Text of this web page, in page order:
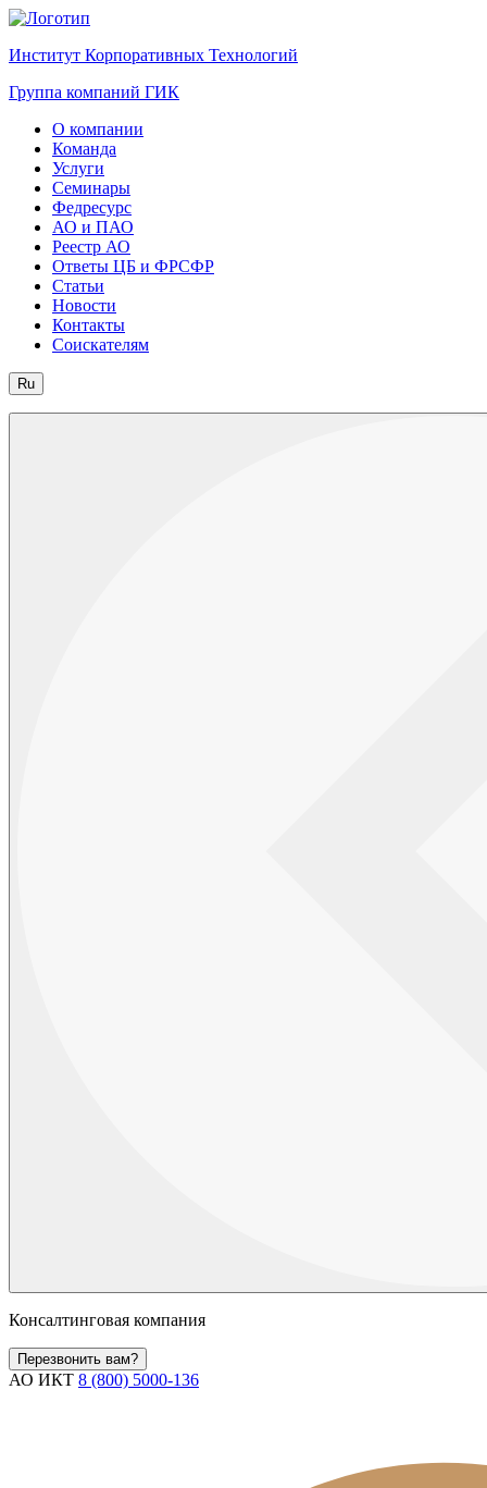
Институт Корпоративных Технологий
Группа компаний ГИК
О компании
Команда
Услуги
Семинары
Федресурс
АО и ПАО
Реестр АО
Ответы ЦБ и ФРСФР
Статьи
Новости
Контакты
Соискателям
Ru
Консалтинговая компания
Перезвонить вам?
АО ИКТ 8 (800) 5000-136